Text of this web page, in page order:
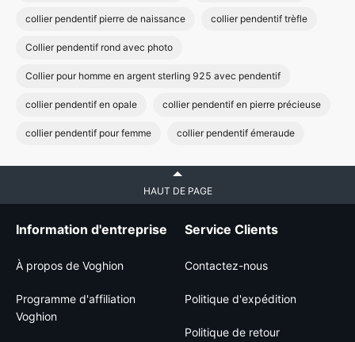
collier pendentif pierre de naissance collier pendentif trèfle
Collier pendentif rond avec photo
Collier pour homme en argent sterling 925 avec pendentif
collier pendentif en opale collier pendentif en pierre précieuse
collier pendentif pour femme collier pendentif émeraude
HAUT DE PAGE
Information d'entreprise
À propos de Voghion
Programme d'affiliation
Voghion
Service Clients
Contactez-nous
Politique d'expédition
Politique de retour